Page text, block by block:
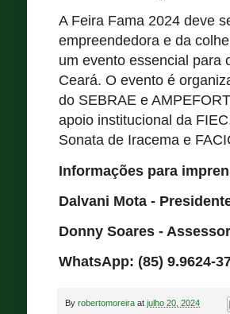
A Feira Fama 2024 deve
empreendedora e da
um evento essencial para
Ceará. O evento é
do SEBRAE e
apoio institucional da
Sonata de Iracema e
Informações para
Dalvani Mota -
Donny Soares -
WhatsApp: (85) 9.9624-
By robertomoreira at julho 20, 2024